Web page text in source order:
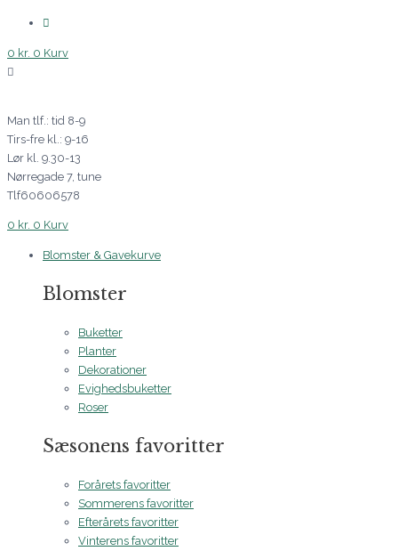
0 kr. 0 Kurv
Man tlf.: tid 8-9
Tirs-fre kl.: 9-16
Lør kl. 9.30-13
Nørregade 7, tune
Tlf60606578
0 kr. 0 Kurv
Blomster & Gavekurve
Blomster
Buketter
Planter
Dekorationer
Evighedsbuketter
Roser
Sæsonens favoritter
Forårets favoritter
Sommerens favoritter
Efterårets favoritter
Vinterens favoritter